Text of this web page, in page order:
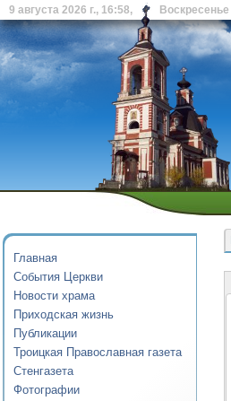
9 августа 2026 г., 16:58, Воскресенье
Главная
События Церкви
Новости храма
Приходская жизнь
Публикации
Троицкая Православная газета
Стенгазета
Фотографии